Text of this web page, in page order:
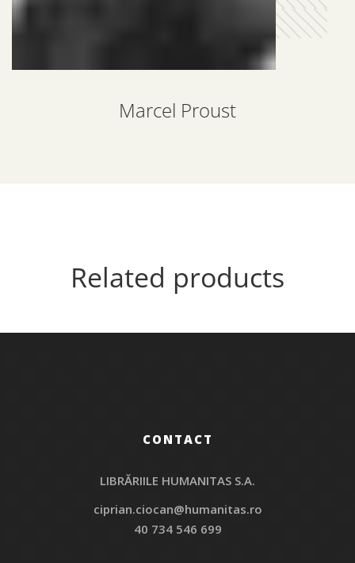
Marcel Proust
Related products
CONTACT
LIBRĂRIILE HUMANITAS S.A.
ciprian.ciocan@humanitas.ro
40 734 546 699